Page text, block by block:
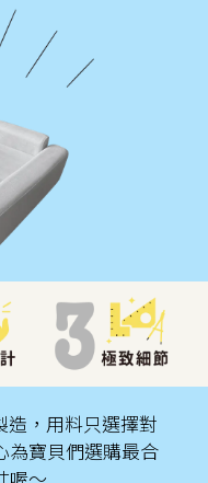
造，用料只選擇對
為寶貝們選購最合